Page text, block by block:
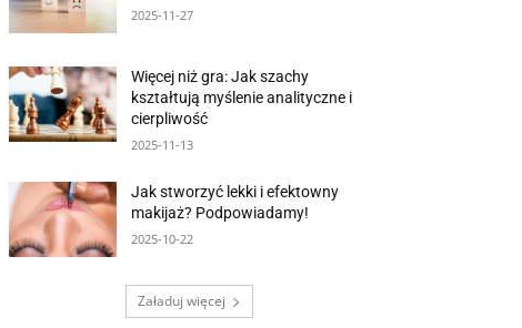
2025-11-27
Więcej niż gra: Jak szachy
kształtują myślenie analityczne i
cierpliwość
2025-11-13
Jak stworzyć lekki i efektowny
makijaż? Podpowiadamy!
2025-10-22
Załaduj więcej